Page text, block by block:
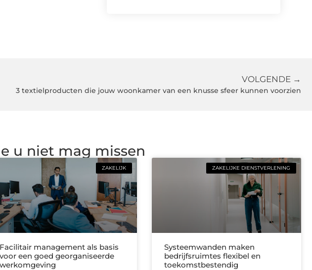
VOLGENDE →
3 textielproducten die jouw woonkamer van een knusse sfeer kunnen voorzien
u niet mag missen
ZAKELIJK
Facilitair management als basis
voor een goed georganiseerde
werkomgeving
ZAKELIJKE DIENSTVERLENING
Systeemwanden maken
bedrijfsruimtes flexibel en
toekomstbestendig